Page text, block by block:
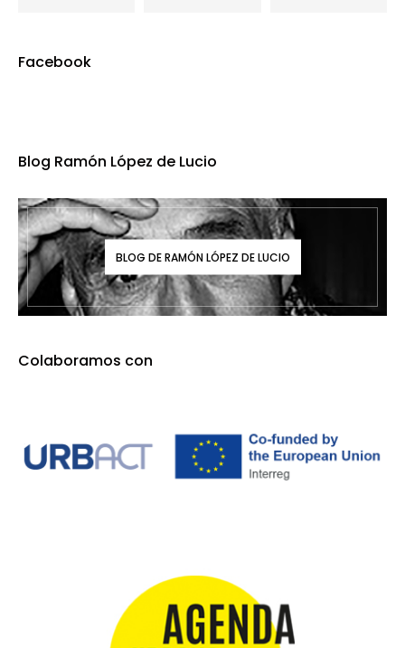
Facebook
Blog Ramón López de Lucio
BLOG DE RAMÓN LÓPEZ DE LUCIO
Colaboramos con